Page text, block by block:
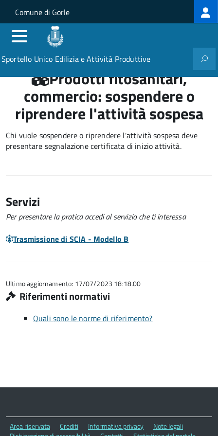
Salta al contenuto principale
Skip to site navigation
Comune di Gorle
Sportello Unico Edilizia e Attività Produttive
Prodotti fitosanitari,
commercio: sospendere o
riprendere l'attività sospesa
Chi vuole sospendere o riprendere l'attività sospesa deve
presentare segnalazione certificata di inizio attività.
Servizi
Per presentare la pratica accedi al servizio che ti interessa
Trasmissione di SCIA - Modello B
Ultimo aggiornamento: 17/07/2023 18:18.00
Riferimenti normativi
Quali sono le norme di riferimento?
Area riservata Crediti Informativa privacy
Note legali